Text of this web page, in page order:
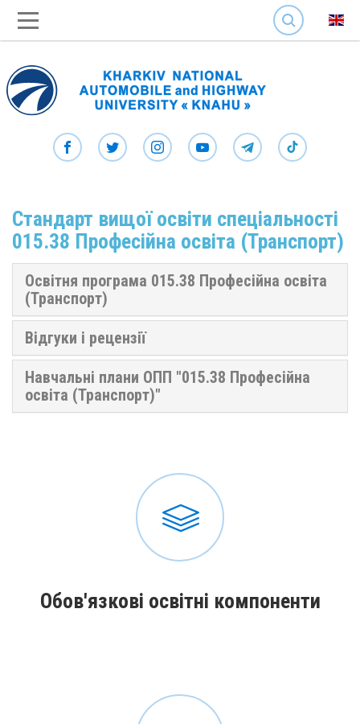
SEARCH
Стандарт вищої освіти спеціальності
015.38 Професійна освіта (Транспорт)
Освітня програма 015.38 Професійна освіта
(Транспорт)
Відгуки і рецензії
Навчальні плани ОПП "015.38 Професійна
освіта (Транспорт)"
Обов'язкові освітні компоненти